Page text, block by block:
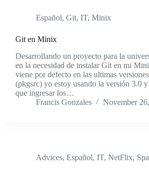
Español, Git, IT, Minix
Git en Minix
Desarrollando un proyecto para la
en la necesidad de instalar Git en mi
viene por defecto en las ultimas
(pkgsrc) yo estoy usando la versión 3.0
que ingresar los…
Francis Gonzales
November
Advices, Español, IT, NetFlix,